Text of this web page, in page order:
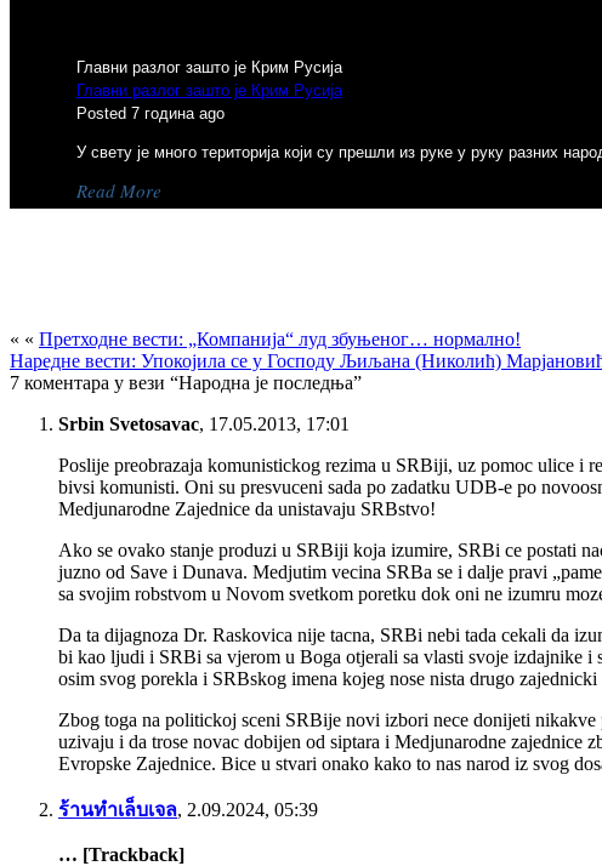
Главни разлог зашто је Крим Русија
Главни разлог зашто је Крим Русија
Posted 7 година ago
У свету је много територија који су прешли из руке у руку разних
Read More
Posted 7 година ago
Имамо нову звезду у успону. Довољно је што је против Вучића, кога
Октобар 2019, Фејсбук профил Б.Т.
***
Римокатолички клер је имао…
Read More
Закулисна игра владике Лонгина – Фанарски Лонгин
Закулисна игра владике Лонгина – Фанарски Лонгин
Чудан је животни пут владике Лонгина. Сав његов живот је
Read More
« « Претходне вести: „Компанија“ луд збуњеног… нормално!
Наредне вести: Упокојила се у Господу Љиљана (Николић)
7 коментара у вези “Народна је последња”
Srbin Svetosavac, 17.05.2013, 17:01
Poslije preobrazaja komunistickog rezima u SRBiji, uz pomoc ulice i
bivsi komunisti. Oni su presvuceni sada po zadatku UDB-e po
Medjunarodne Zajednice da unistavaju SRBstvo!
Ako se ovako stanje produzi u SRBiji koja izumire, SRBi ce postati
juzno od Save i Dunava. Medjutim vecina SRBa se i dalje pravi
sa svojim robstvom u Novom svetkom poretku dok oni ne izumru
Da ta dijagnoza Dr. Raskovica nije tacna, SRBi nebi tada cekali da
bi kao ljudi i SRBi sa vjerom u Boga otjerali sa vlasti svoje izdajnike
osim svog porekla i SRBskog imena kojeg nose nista drugo
Zbog toga na politickoj sceni SRBije novi izbori nece donijeti
uzivaju i da trose novac dobijen od siptara i Medjunarodne
Evropske Zajednice. Bice u stvari onako kako to nas narod iz svog
ร้านทำเล็บเจล, 2.09.2024, 05:39
… [Trackback]